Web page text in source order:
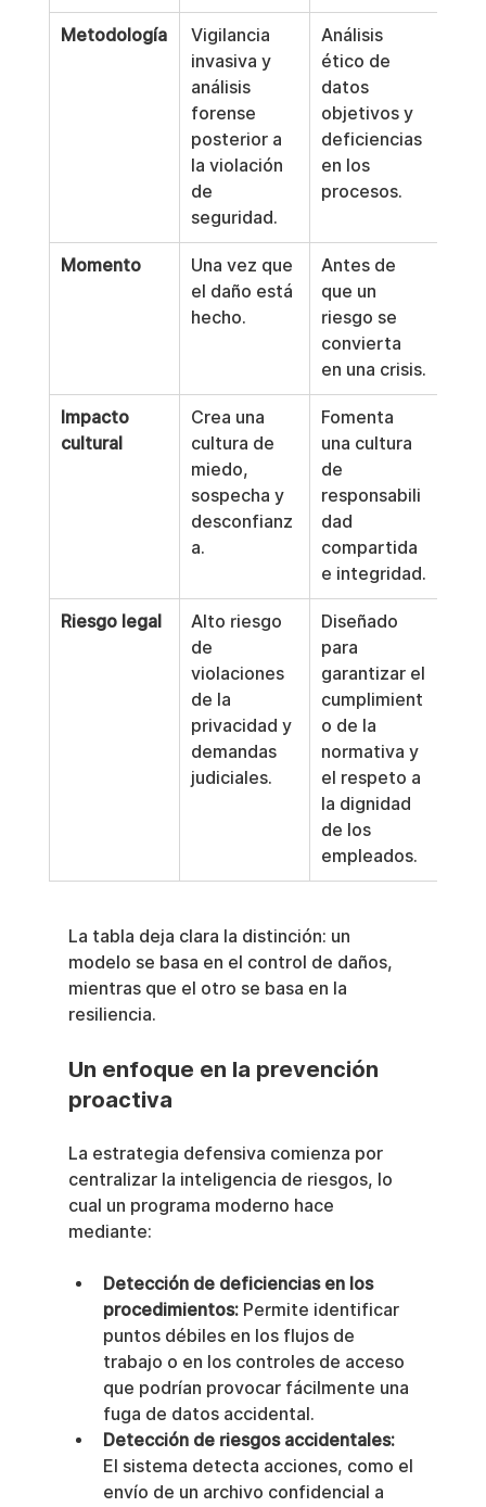
Metodología
Vigilancia
invasiva y
análisis
forense
posterior a
la violación
de
seguridad.
Análisis
ético de
datos
objetivos y
deficiencias
en los
procesos.
Momento
Una vez que
el daño está
hecho.
Antes de
que un
riesgo se
convierta
en una crisis.
Impacto
cultural
Crea una
cultura de
miedo,
sospecha y
desconfianz
a.
Fomenta
una cultura
de
responsabili
dad
compartida
e integridad.
Riesgo legal
Alto riesgo
de
violaciones
de la
privacidad y
demandas
judiciales.
Diseñado
para
garantizar el
cumplimient
o de la
normativa y
el respeto a
la dignidad
de los
empleados.
La tabla deja clara la distinción: un
modelo se basa en el control de daños,
mientras que el otro se basa en la
resiliencia.
Un enfoque en la prevención
proactiva
La estrategia defensiva comienza por
centralizar la inteligencia de riesgos, lo
cual un programa moderno hace
mediante:
Detección de deficiencias en los
procedimientos: Permite identificar
puntos débiles en los flujos de
trabajo o en los controles de acceso
que podrían provocar fácilmente una
fuga de datos accidental.
Detección de riesgos accidentales:
El sistema detecta acciones, como el
envío de un archivo confidencial a